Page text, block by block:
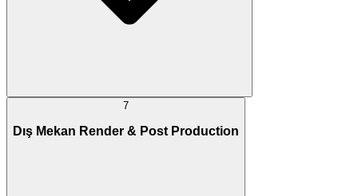
7
Dış Mekan Render & Post Production